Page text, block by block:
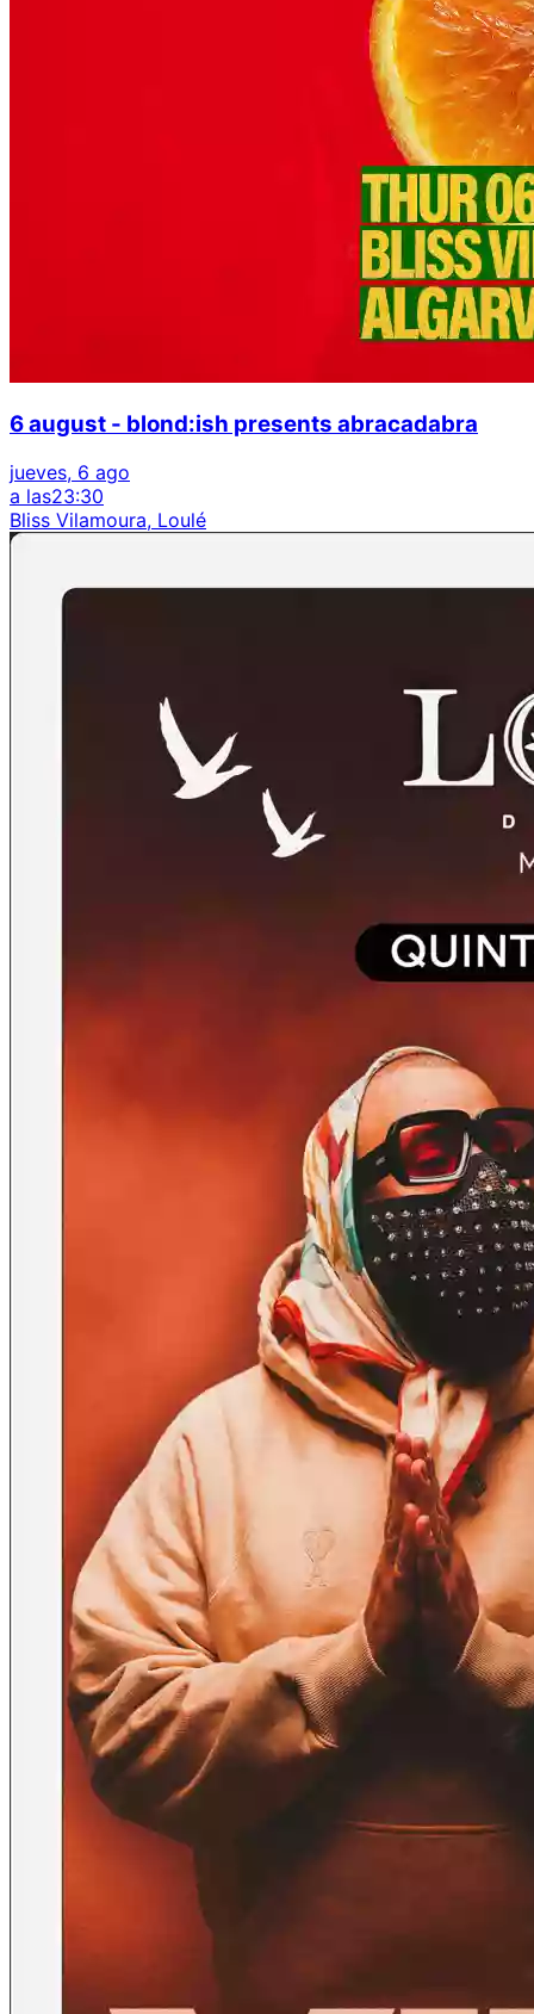
6 august - blond:ish presents abracadabra
jueves, 6 ago
a las23:30
Bliss Vilamoura, Loulé